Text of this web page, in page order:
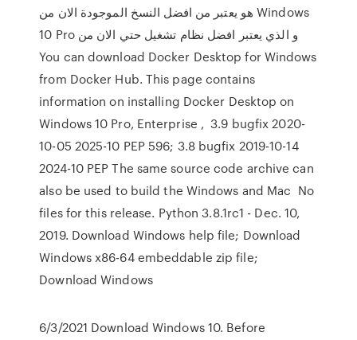
هو يعتبر من افضل النسخ الموجودة الان من Windows
10 Pro و الذي يعتبر افضل نظام تشغيل حتي الان من
You can download Docker Desktop for Windows
from Docker Hub. This page contains
information on installing Docker Desktop on
Windows 10 Pro, Enterprise , 3.9 bugfix 2020-
10-05 2025-10 PEP 596; 3.8 bugfix 2019-10-14
2024-10 PEP The same source code archive can
also be used to build the Windows and Mac No
files for this release. Python 3.8.1rc1 - Dec. 10,
2019. Download Windows help file; Download
Windows x86-64 embeddable zip file;
Download Windows
6/3/2021 Download Windows 10. Before